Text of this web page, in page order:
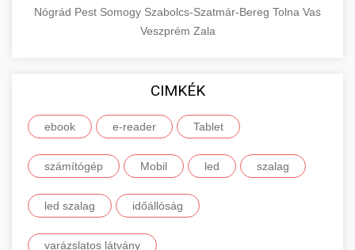
Nógrád Pest Somogy Szabolcs-Szatmár-Bereg Tolna Vas
Veszprém Zala
CIMKÉK
ebook e-reader Tablet
számítógép Mobil led szalag
led szalag időállóság
varázslatos látvány